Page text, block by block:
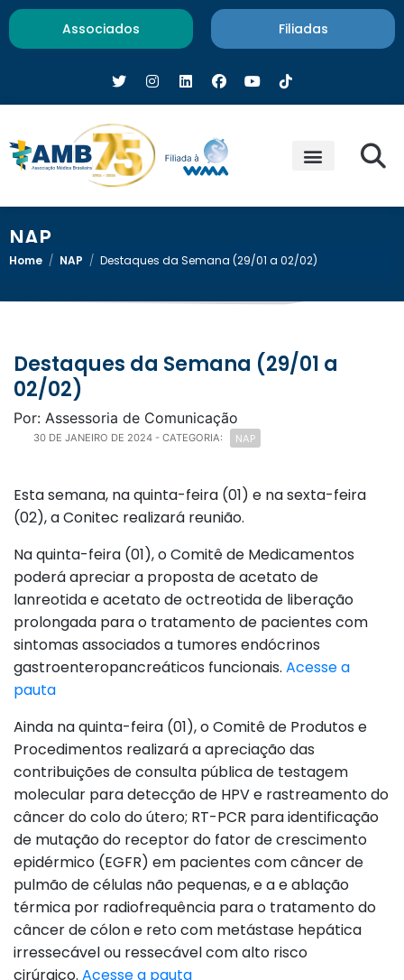
Associados Filiadas
NAP
Home / NAP / Destaques da Semana (29/01 a 02/02)
Destaques da Semana (29/01 a
02/02)
Por: Assessoria de Comunicação
30 DE JANEIRO DE 2024 - CATEGORIA: NAP
Esta semana, na quinta-feira (01) e na sexta-feira
(02), a Conitec realizará reunião.
Na quinta-feira (01), o Comitê de Medicamentos
poderá apreciar a proposta de acetato de
lanreotida e acetato de octreotida de liberação
prolongada para o tratamento de pacientes com
sintomas associados a tumores endócrinos
gastroenteropancreáticos funcionais. Acesse a
pauta
Ainda na quinta-feira (01), o Comitê de Produtos e
Procedimentos realizará a apreciação das
contribuições de consulta pública de testagem
molecular para detecção de HPV e rastreamento do
câncer do colo do útero; RT-PCR para identificação
de mutação do receptor do fator de crescimento
epidérmico (EGFR) em pacientes com câncer de
pulmão de células não pequenas, e a e ablação
térmica por radiofrequência para o tratamento do
câncer de cólon e reto com metástase hepática
irressecável ou ressecável com alto risco
cirúrgico. Acesse a pauta